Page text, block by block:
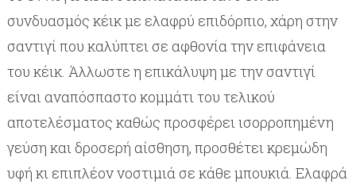
συνδυασμός κέικ με ελαφρύ επιδόρπιο, χάρη στην
σαντιγί που καλύπτει σε αφθονία την επιφάνεια
του κέικ. Άλλωστε η επικάλυψη με την σαντιγί
είναι αναπόσπαστο κομμάτι του τελικού
αποτελέσματος καθώς προσφέρει ισορροπημένη
γεύση και δροσερή αίσθηση, προσθέτει κρεμώδη
υφή κι επιπλέον νοστιμιά σε κάθε μπουκιά. Ελαφρά